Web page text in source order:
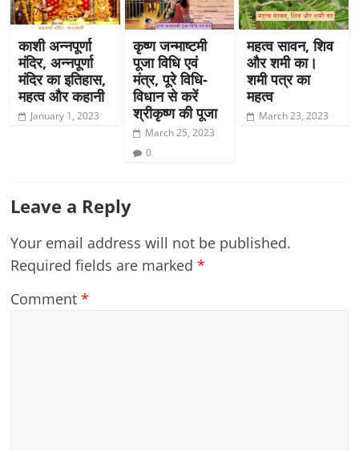
काशी अन्नपूर्णा
मंदिर, अन्नपूर्णा
मंदिर का इतिहास,
महत्व और कहानी
January 1, 2023
कृष्ण जन्माष्टमी
पूजा विधि एवं
मंत्र, पूरे विधि-
विधान से करें
श्रीकृष्ण की पूजा
March 25, 2023
0
महत्व सावन, शिव
और शमी का।
शमी पत्र का
महत्व
March 23, 2023
Leave a Reply
Your email address will not be published.
Required fields are marked*
Comment*